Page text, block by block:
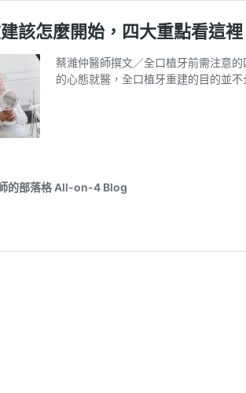
該怎麼開始，四大重點看這
蔡濰仲醫師撰文／全口植牙前需注意
的心態就醫，全口植牙重建的目的並
的部落格 All-on-4 Blog